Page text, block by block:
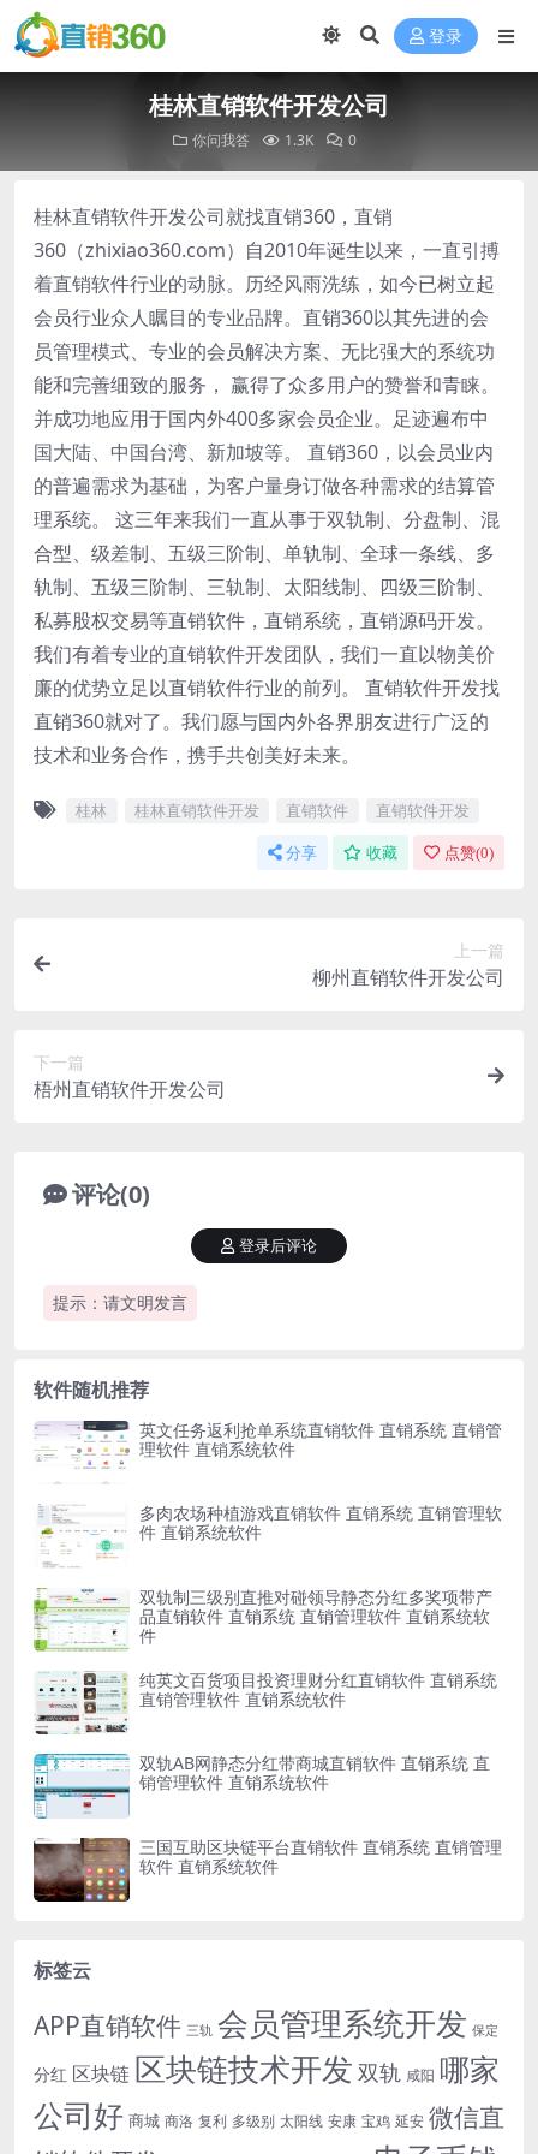
登录
桂林直销软件开发公司
你问我答 1.3K 0
桂林直销软件开发公司就找直销360，直销
360（zhixiao360.com）自2010年诞生以来，一直引搏
着直销软件行业的动脉。历经风雨洗练，如今已树立起
会员行业众人瞩目的专业品牌。直销360以其先进的会
员管理模式、专业的会员解决方案、无比强大的系统功
能和完善细致的服务， 赢得了众多用户的赞誉和青睐。
并成功地应用于国内外400多家会员企业。足迹遍布中
国大陆、中国台湾、新加坡等。 直销360，以会员业内
的普遍需求为基础，为客户量身订做各种需求的结算管
理系统。 这三年来我们一直从事于双轨制、分盘制、混
合型、级差制、五级三阶制、单轨制、全球一条线、多
轨制、五级三阶制、三轨制、太阳线制、四级三阶制、
私募股权交易等直销软件，直销系统，直销源码开发。
我们有着专业的直销软件开发团队，我们一直以物美价
廉的优势立足以直销软件行业的前列。 直销软件开发找
直销360就对了。我们愿与国内外各界朋友进行广泛的
技术和业务合作，携手共创美好未来。
桂林 桂林直销软件开发 直销软件 直销软件开发
分享 收藏 点赞(0)
上一篇
柳州直销软件开发公司
下一篇
梧州直销软件开发公司
评论(0)
提示：请文明发言
登录后评论
软件随机推荐
英文任务返利抢单系统直销软件 直销系统 直销管
理软件 直销系统软件
多肉农场种植游戏直销软件 直销系统 直销管理软
件 直销系统软件
双轨制三级别直推对碰领导静态分红多奖项带产
品直销软件 直销系统 直销管理软件 直销系统软
件
纯英文百货项目投资理财分红直销软件 直销系统
直销管理软件 直销系统软件
双轨AB网静态分红带商城直销软件 直销系统 直
销管理软件 直销系统软件
三国互助区块链平台直销软件 直销系统 直销管理
软件 直销系统软件
标签云
APP直销软件 三轨 会员管理系统开发 保定
分红 区块链 区块链技术开发 双轨 咸阳 哪家
公司好 商城 商洛 复利 多级别 太阳线 安康 宝鸡 延安 微信直